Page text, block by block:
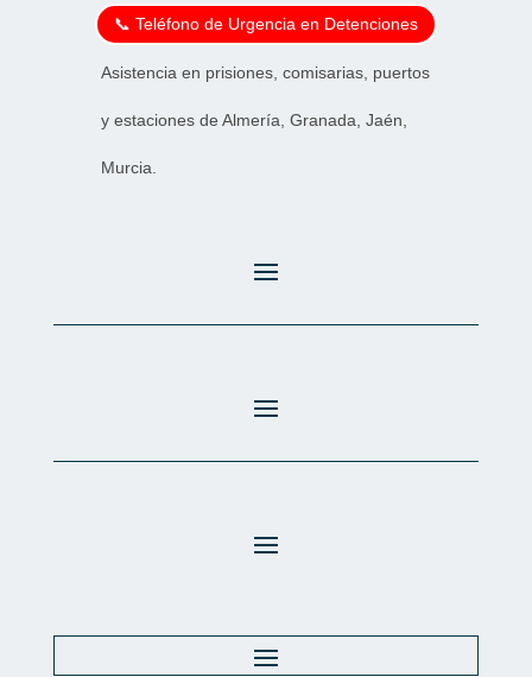
📞 Teléfono de Urgencia en Detenciones
Asistencia en prisiones, comisarias, puertos
y estaciones de Almería, Granada, Jaén,
Murcia.